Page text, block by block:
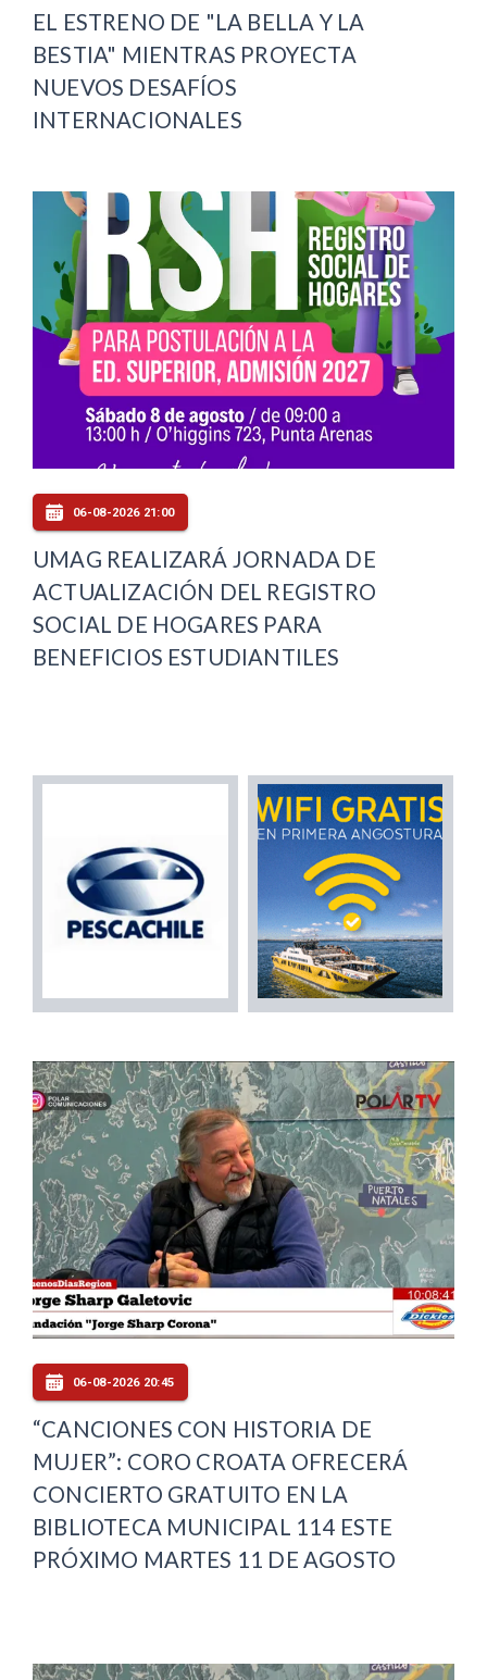
EL ESTRENO DE "LA BELLA Y LA
BESTIA" MIENTRAS PROYECTA
NUEVOS DESAFÍOS
INTERNACIONALES
06-08-2026 21:00
UMAG REALIZARÁ JORNADA DE
ACTUALIZACIÓN DEL REGISTRO
SOCIAL DE HOGARES PARA
BENEFICIOS ESTUDIANTILES
06-08-2026 20:45
“CANCIONES CON HISTORIA DE
MUJER”: CORO CROATA OFRECERÁ
CONCIERTO GRATUITO EN LA
BIBLIOTECA MUNICIPAL 114 ESTE
PRÓXIMO MARTES 11 DE AGOSTO